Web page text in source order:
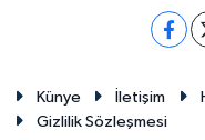
Künye İletişim
Gizlilik Sözleşmesi